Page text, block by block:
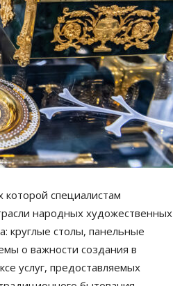
специалистам
народных художественных
круглые столы, панельные
о важности создания в
услуг, предоставляемых